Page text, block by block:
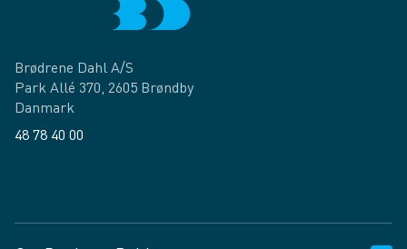
Brødrene Dahl A/S
Park Allé 370, 2605 Brøndby
Danmark
48 78 40 00